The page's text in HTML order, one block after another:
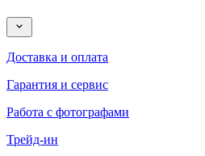
Доставка и оплата
Гарантия и сервис
Работа с фотографами
Трейд-ин